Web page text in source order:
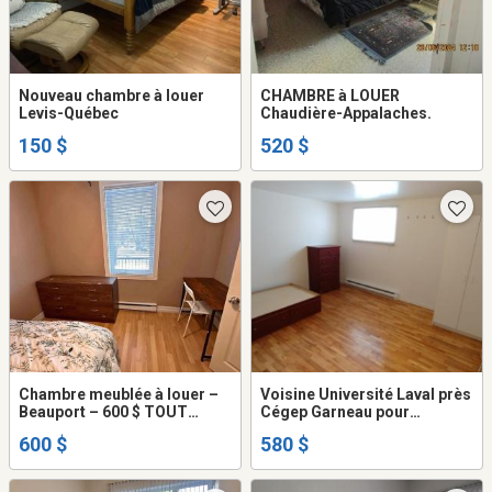
Nouveau chambre à louer
Levis-Québec
150 $
CHAMBRE à LOUER
Chaudière-Appalaches.
520 $
Chambre meublée à louer –
Beauport – 600 $ TOUT
600 $
Voisine Université Laval près
Cégep Garneau pour
seulement, aucun animal
étudiants(
580 $